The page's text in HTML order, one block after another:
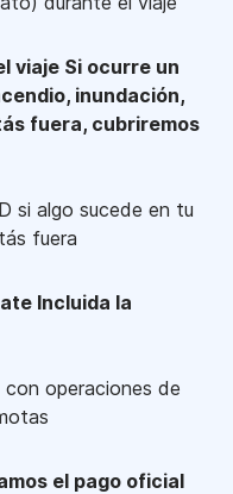
viaje Si ocurre un
inundación,
fuera, cubriremos
si algo sucede en tu
fuera
Incluida la
operaciones de
el pago oficial